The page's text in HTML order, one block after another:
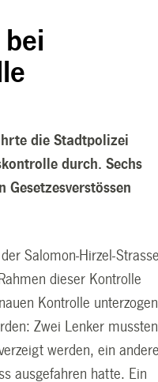
die Stadtpolizei
durch. Sechs
Gesetzesverstössen
Salomon-Hirzel-Strasse
dieser Kontrolle
Kontrolle
Zwei Lenker mussten
werden, ein
ausgefahren hatte. Ein